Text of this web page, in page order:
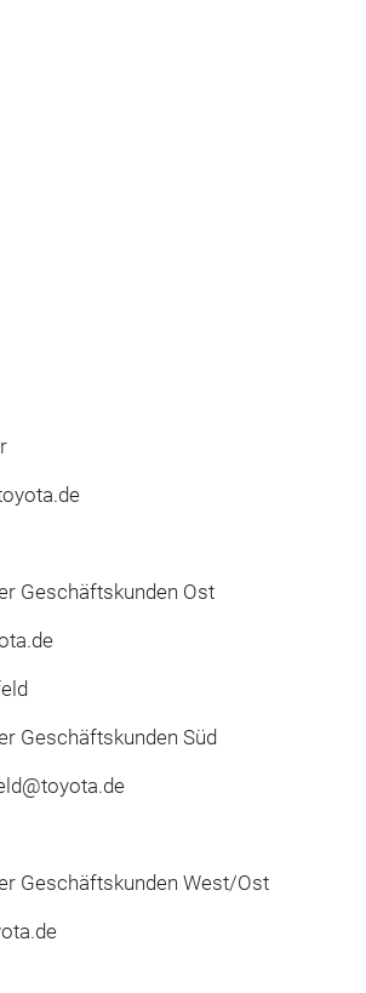
Geschäftskunden Ost
Geschäftskunden Süd
Geschäftskunden West/Ost